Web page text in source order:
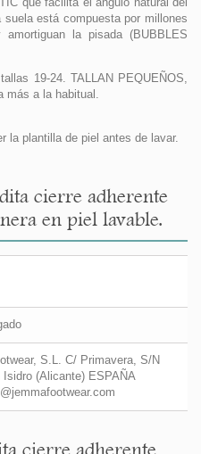
está compuesta por millones
la pisada (BUBBLES
19-24. TALLAN PEQUEÑOS,
más a la habitual.
la plantilla de piel antes de lavar.
cierre adherente
en piel lavable.
S.L. C/ Primavera, S/N
Isidro (Alicante) ESPAÑA
cierre adherente